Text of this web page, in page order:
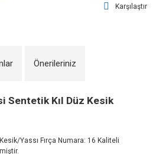
Karşılaştır
Önerileriniz
Sentetik Kıl Düz Kesik
Yassı Fırça Numara: 16 Kaliteli